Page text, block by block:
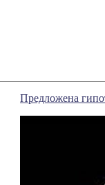
Предложена